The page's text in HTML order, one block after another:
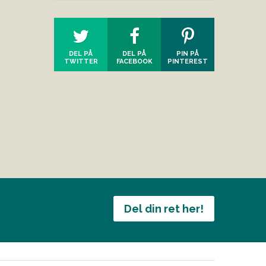
DEL PÅ
TWITTER
DEL PÅ
FACEBOOK
PIN PÅ
PINTEREST
Del din ret her!